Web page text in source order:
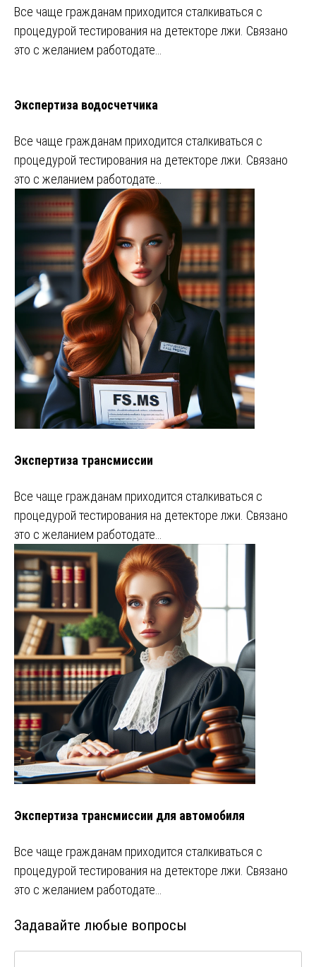
Все чаще гражданам приходится сталкиваться с
процедурой тестирования на детекторе лжи. Связано
это с желанием работодате…
Экспертиза водосчетчика
Все чаще гражданам приходится сталкиваться с
процедурой тестирования на детекторе лжи. Связано
это с желанием работодате…
Экспертиза трансмиссии
Все чаще гражданам приходится сталкиваться с
процедурой тестирования на детекторе лжи. Связано
это с желанием работодате…
Экспертиза трансмиссии для автомобиля
Все чаще гражданам приходится сталкиваться с
процедурой тестирования на детекторе лжи. Связано
это с желанием работодате…
Задавайте любые вопросы